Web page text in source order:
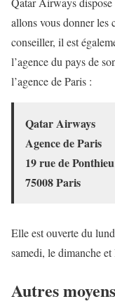
allons vous donner les
conseiller, il est
l’agence du pays de
l’agence de Paris :
Qatar Airways
Agence de Paris
19 rue de Ponthieu
75008 Paris
Elle est ouverte du
samedi, le dimanche
Autres